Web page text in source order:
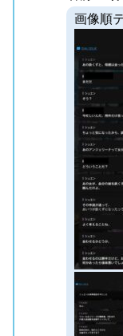
画像順